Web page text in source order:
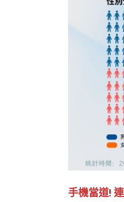
手機當道!